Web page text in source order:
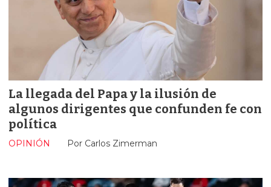
La llegada del Papa y la ilusión de
algunos dirigentes que confunden fe con
política
Por Carlos Zimerman
OPINIÓN